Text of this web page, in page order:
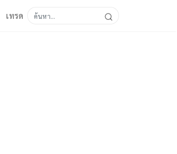
เทรด